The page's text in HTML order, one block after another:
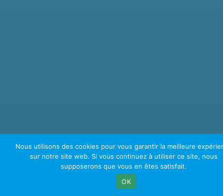
Nous utilisons des cookies pour vous garantir la meilleure
sur notre site web. Si vous continuez à utiliser ce site, nous
supposerons que vous en êtes satisfait.
OK